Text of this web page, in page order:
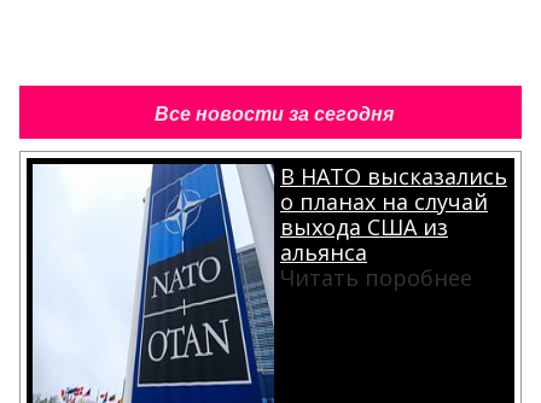
Все новости за сегодня
В НАТО высказались
о планах на случай
выхода США из
альянса
Читать поробнее